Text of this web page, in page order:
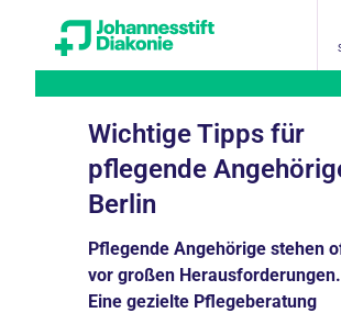
Wichtige Tipps für
pflegende
Berlin
Pflegende Angehörige stehen
vor großen Herausforderungen.
Eine gezielte Pflegeberatung